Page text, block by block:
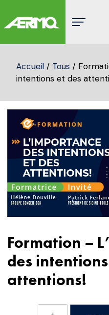
content
Accueil / Tous /
intentions et des
Formation –
des
attentions!